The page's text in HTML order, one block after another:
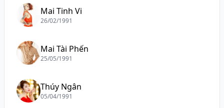
Mai Tinh Vi
26/02/1991
Mai Tài Phến
25/05/1991
Thúy Ngân
05/04/1991